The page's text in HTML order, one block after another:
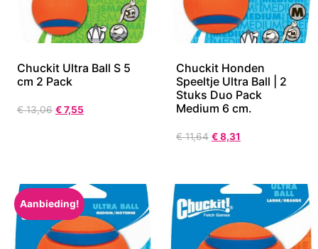
Chuckit Ultra Ball S 5
cm 2 Pack
€13,06 €7,55
Chuckit Honden
Speeltje Ultra Ball | 2
Stuks Duo Pack
Medium 6 cm.
€11,64 €8,31
Aanbieding!